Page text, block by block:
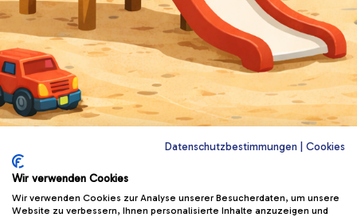
Datenschutzbestimmungen Cookies
Wir verwenden Cookies
Wir verwenden Cookies zur Analyse unserer Besucherdaten, um unsere
Website zu verbessern, Ihnen personalisierte Inhalte anzuzeigen und